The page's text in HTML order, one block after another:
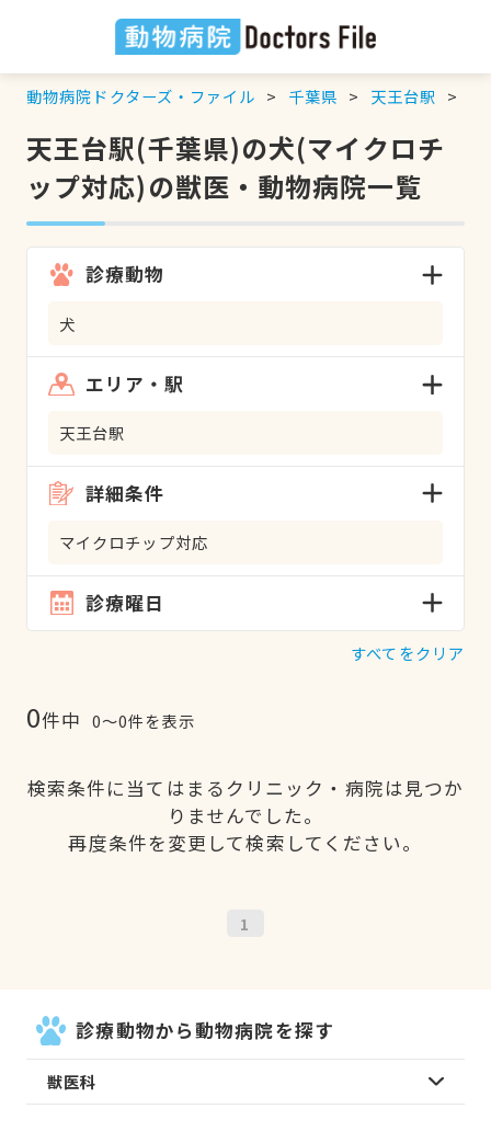
動物病院ドクターズ・ファイル 千葉県 天王台駅
天王台駅(千葉県)の犬(マイクロチ
ップ対応)の獣医・動物病院一覧
診療動物
犬
エリア・駅
天王台駅
詳細条件
マイクロチップ対応
診療曜日
すべてをクリア
0件中 0〜0件を表示
検索条件に当てはまるクリニック・病院は見つか
りませんでした。
再度条件を変更して検索してください。
1
診療動物から動物病院を探す
獣医科